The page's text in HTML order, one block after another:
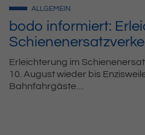
bodo informiert:
ALLGEMEIN
Erleichterung im
10. August wieder bis
Bahnfahrgäste…